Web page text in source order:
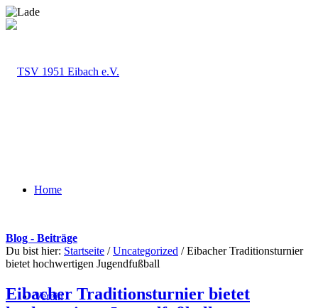
Home
Verein
Blog - Beiträge
Du bist hier: Startseite / Uncategorized / Eibacher Traditionsturnier
bietet hochwertigen Jugendfußball
Eibacher Traditionsturnier bietet